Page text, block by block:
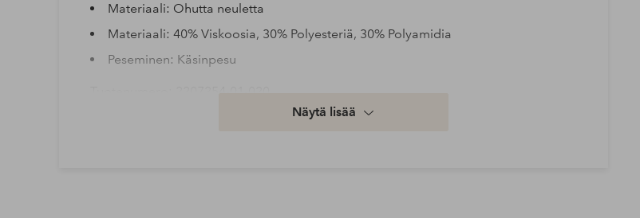
Materiaali: Ohutta neuletta
Materiaali: 40% Viskoosia, 30% Polyesteriä, 30% Polyamidia
Peseminen: Käsinpesu
Näytä lisää